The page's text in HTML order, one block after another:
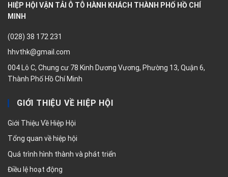
HIỆP HỘI VẬN TẢI Ô TÔ HÀNH KHÁCH THÀNH PHỐ HỒ CHÍ
MINH
(028) 38 172 231
hhvthk@gmail.com
004 Lô C, Chung cư 78 Kinh Dương Vương, Phường 13, Quận 6,
Thành Phố Hồ Chí Minh
GIỚI THIỆU VỀ HIỆP HỘI
Giới Thiệu Về Hiệp Hội
Tổng quan về hiệp hội
Quá trình hình thành và phát triển
Điều lệ hoạt động